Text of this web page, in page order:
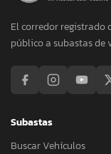
El corredor registrado
público a subastas
Subastas
Buscar Vehículos